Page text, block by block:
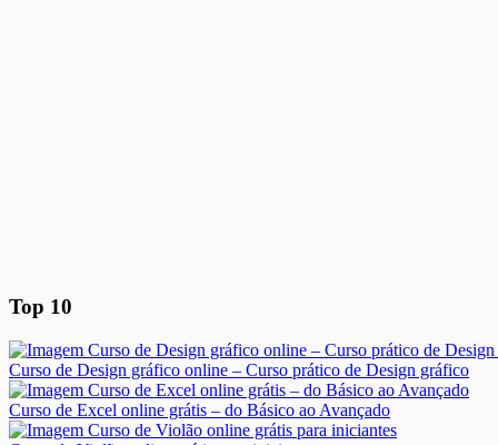
Top 10
Curso de Design gráfico online – Curso prático de Design gráfico
Curso de Excel online grátis – do Básico ao Avançado